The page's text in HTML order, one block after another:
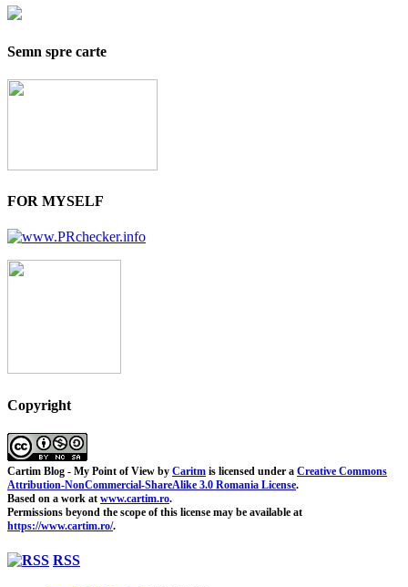
Semn spre carte
FOR MYSELF
Copyright
Cartim Blog - My Point of View by Caritm is licensed under a Creative Commons
Attribution-NonCommercial-ShareAlike 3.0 Romania License.
Based on a work at www.cartim.ro.
Permissions beyond the scope of this license may be available at
https://www.cartim.ro/.
RSS